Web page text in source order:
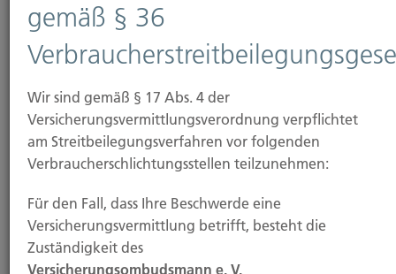
04.11.2025
Demenz bleibt eine der häufigsten
Todesursachen – Zahl der Fälle steigt weiter
Immer mehr Menschen in Deutschland sterben an
den Folgen einer Demenzerkrankung. Besonders
Weiterlesen
gemäß § 36
Wir sind gemäß § 17 Abs. 4 der
Versicherungsvermittlungsverordnung verpflichtet
am Streitbeilegungsverfahren vor folgenden
Verbraucherschlichtungsstellen teilzunehmen:
Für den Fall, dass Ihre Beschwerde eine
Versicherungsvermittlung betrifft, besteht die
Zuständigkeit des
Versicherungsombudsmann e. V.